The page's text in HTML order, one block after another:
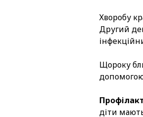
Хворобу
Другий
Щороку
діти